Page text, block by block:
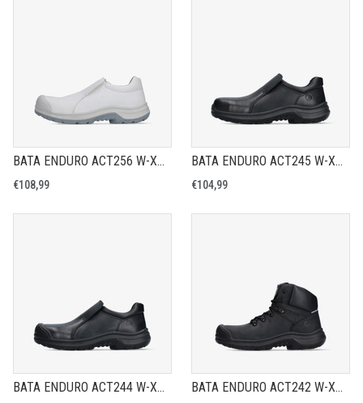
BATA ENDURO ACT256 W-XW - VEILIGHEIDSSCHOEN S3S
€108,99
BATA ENDURO ACT245 W-XW - VEILIGHEIDSSCHOEN S3S
€104,99
BATA ENDURO ACT244 W-XW - VEILIGHEIDSSCHOEN S3S BATA ENDURO ACT242 W-XW - VEILIGHEIDSSCHOEN S3